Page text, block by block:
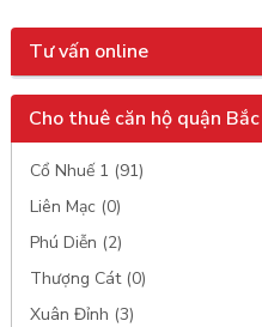
Tư vấn online
Cho thuê căn hộ quận
Cổ Nhuế 1 (91)
Liên Mạc (0)
Phú Diễn (2)
Thượng Cát (0)
Xuân Đỉnh (3)